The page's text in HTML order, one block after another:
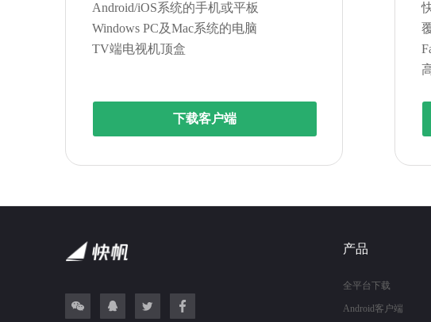
Android/iOS系统的手机或平板
Windows PC及Mac系统的电脑
TV端电视机顶盒
下载客户端
产品
全平台下载
Android客户端